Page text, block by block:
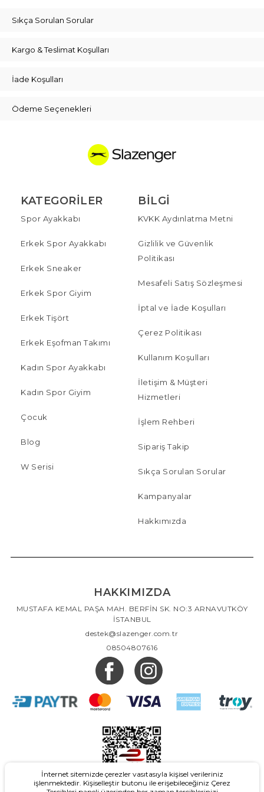
Sıkça Sorulan Sorular
Kargo & Teslimat Koşulları
İade Koşulları
Ödeme Seçenekleri
KATEGORILER
Spor Ayakkabı
Erkek Spor Ayakkabı
Erkek Sneaker
Erkek Spor Giyim
Erkek Tişört
Erkek Eşofman Takımı
Kadın Spor Ayakkabı
Kadın Spor Giyim
Çocuk
Blog
W Serisi
BILGI
KVKK Aydınlatma Metni
Gizlilik ve Güvenlik
Politikası
Mesafeli Satış Sözleşmesi
İptal ve İade Koşulları
Çerez Politikası
Kullanım Koşulları
İletişim & Müşteri
Hizmetleri
İşlem Rehberi
Sipariş Takip
Sıkça Sorulan Sorular
Kampanyalar
Hakkımızda
HAKKIMIZDA
MUSTAFA KEMAL PAŞA MAH. BERFİN SK. NO:3 ARNAVUTKÖY
İSTANBUL
destek@slazenger.com.tr
08504807616
İnternet sitemizde çerezler vasıtasıyla kişisel verileriniz
işlenmektedir. Kişiselleştir butonu ile erişebileceğiniz Çerez